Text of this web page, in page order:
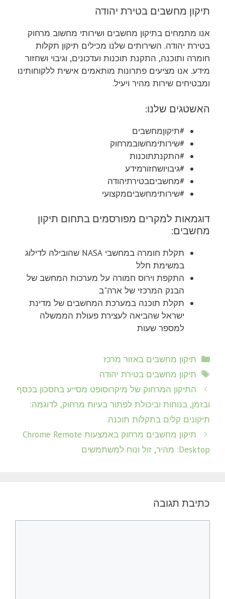
תיקון מחשבים בטירת יהודה
אנו מתמחים בתיקון מחשבים ושירותי מחשוב מרחוק
בטירת יהודה. השירותים שלנו מכילים תיקון תקלות
חומרה ותוכנה, התקנת תוכנות ועדכונים, וגיבוי ושחזור
מידע. אנו מציעים פתרונות מותאמים אישית ללקוחותינו
ומבטיחים שירות מהיר ויעיל.
האשטגים שלנו:
#תיקוןמחשבים
#שירותימחשובמרחוק
#התקנתתוכנות
#גיבויושחזורמידע
#מחשביםבטירתיהודה
#שירותימחשביםמקצועי
דוגמאות למקרים מפורסמים בתחום תיקון
מחשבים:
תקלת חומרה במחשבי NASA שהובילה לדילוג
במשימת חלל
התקפת וירוס חמורה על מערכות המחשב של
הבנק המרכזי של ארה"ב
תקלת תוכנה במערכת המחשבים של מדינת
ישראל שהביאה לעצירת פעולת הממשלה
למספר שעות
קטגוריות
תיקון מחשבים באזור מרכז
תגיות
תיקון מחשבים בטירת יהודה
התיקון המרחוק של מיקרוסופט מסייע בחסכון בכסף
ובזמן, בנוחות וביכולת לפתור בעיות מרחוק, לדוגמה:
תיקונים קלים בתקלות תוכנה.
תיקון מחשבים מרחוק באמצעות Chrome Remote
Desktop: מהיר, זול ונוח למשתמשים
כתיבת תגובה